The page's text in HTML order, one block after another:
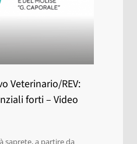
Veterinario/REV:
forti – Video
saprete, a partire da